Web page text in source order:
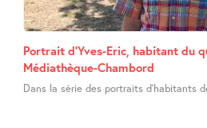
Portrait d’Yves-Eric, habitant du
Médiathèque-Chambord
Dans la série des portraits d’habitants